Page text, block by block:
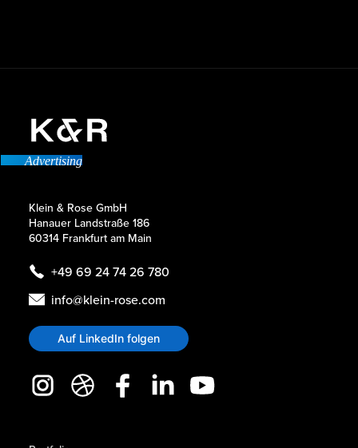
Advertising
Klein & Rose GmbH
Hanauer Landstraße 186
60314 Frankfurt am Main
+49 69 24 74 26 780
info@klein-rose.com
Auf LinkedIn folgen